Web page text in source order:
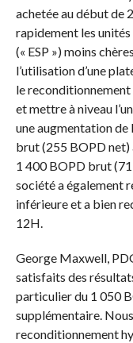
achetée au début de
rapidement les
(« ESP ») moins
l’utilisation d’une
le
et mettre à niveau
une augmentation
brut (255 BOPD net)
1 400 BOPD brut
société a également
inférieure et a bien
12H.
George Maxwell,
satisfaits des
particulier du 1 050
supplémentaire.
reconditionnement